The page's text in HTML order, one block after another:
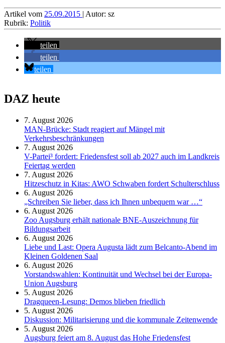
Artikel vom 25.09.2015 | Autor: sz
Rubrik: Politik
teilen
teilen
teilen
DAZ heute
7. August 2026
MAN-Brücke: Stadt reagiert auf Mängel mit
Verkehrsbeschränkungen
7. August 2026
V-Partei­³ fordert: Friedens­fest soll ab 2027 auch im Land­kreis
Feier­tag werden
7. August 2026
Hitzeschutz in Kitas: AWO Schwaben fordert Schulterschluss
6. August 2026
„Schreiben Sie lieber, dass ich Ihnen unbequem war …“
6. August 2026
Zoo Augsburg erhält nationale BNE-Auszeichnung für
Bildungsarbeit
6. August 2026
Liebe und Last: Opera Augusta lädt zum Belcanto-Abend im
Kleinen Goldenen Saal
6. August 2026
Vorstandswahlen: Kontinuität und Wechsel bei der Europa-
Union Augsburg
5. August 2026
Dragqueen-Lesung: Demos blieben friedlich
5. August 2026
Diskussion: Mi­li­ta­ri­sie­rung und die kommunale Zeitenwende
5. August 2026
Augsburg feiert am 8. August das Hohe Friedensfest